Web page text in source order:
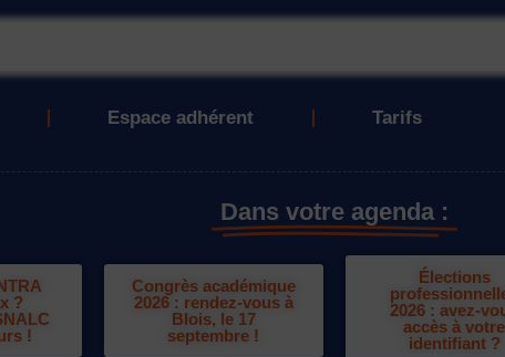
Espace adhérent Tarifs
Dans votre agenda :
?
!
Congrès académique
2026 : rendez-vous à
Blois, le 17
septembre !
Élections
2026 : avez-
accès à votre
identifiant ?